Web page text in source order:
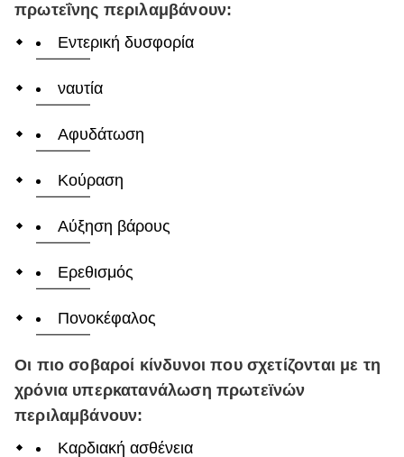
πρωτεΐνης περιλαμβάνουν:
Εντερική δυσφορία
ναυτία
Αφυδάτωση
Κούραση
Αύξηση βάρους
Ερεθισμός
Πονοκέφαλος
Οι πιο σοβαροί κίνδυνοι που σχετίζονται με τη
χρόνια υπερκατανάλωση πρωτεϊνών
περιλαμβάνουν:
Καρδιακή ασθένεια